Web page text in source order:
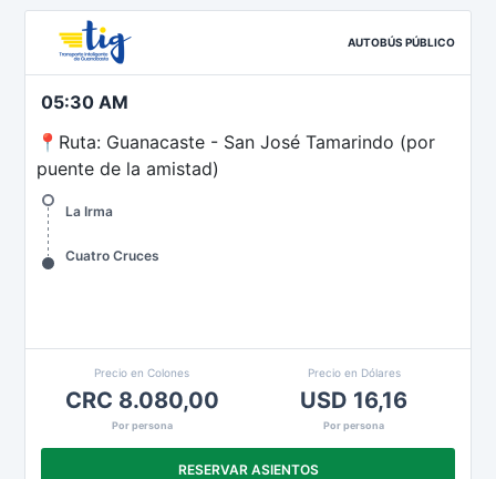
AUTOBÚS PÚBLICO
05:30 AM
📍Ruta: Guanacaste - San José Tamarindo (por
puente de la amistad)
La Irma
Cuatro Cruces
Precio en Colones
CRC 8.080,00
Por persona
Precio en Dólares
USD 16,16
Por persona
RESERVAR ASIENTOS